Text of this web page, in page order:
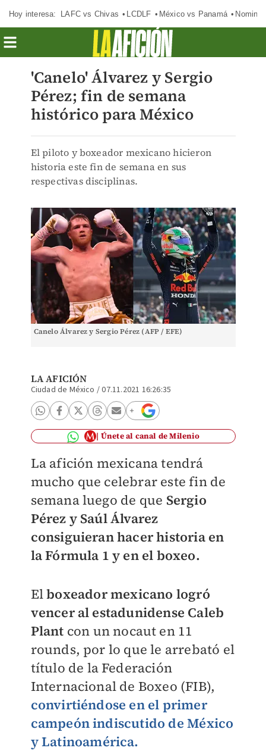
Hoy interesa: LAFC vs Chivas LCDLF México vs Panamá
'Canelo' Álvarez y Sergio
Pérez; fin de semana
histórico para México
El piloto y boxeador mexicano hicieron
historia este fin de semana en sus
respectivas disciplinas.
Canelo Álvarez y Sergio Pérez (AFP / EFE)
LA AFICIÓN
Ciudad de México /07.11.2021 16:26:35
Únete al canal de Milenio
La afición mexicana tendrá
mucho que celebrar este fin de
semana luego de que Sergio
Pérez y Saúl Álvarez
consiguieran hacer historia en
la Fórmula 1 y en el boxeo.
Elboxeador mexicano logró
vencer al estadunidense Caleb
Plant con un nocaut en 11
rounds, por lo que le arrebató el
título de la Federación
Internacional de Boxeo (FIB),
convirtiéndose en el primer
campeón indiscutido de México
y Latinoamérica.